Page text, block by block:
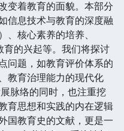
变着教育的面貌。本部分
信息技术与教育的深度融
核心素养的培养、
育的兴起等。我们将探讨
问题，如教育评价体系的
教育治理能力的现代化
脉络的同时，也注重挖
育思想和实践的内在逻辑
国教育史的文献，更是一